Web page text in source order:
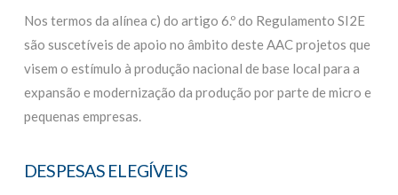
Nos termos da alínea c) do artigo 6.º do Regulamento SI2E
são suscetíveis de apoio no âmbito deste AAC projetos que
visem o estímulo à produção nacional de base local para a
expansão e modernização da produção por parte de micro e
pequenas empresas.
DESPESAS ELEGÍVEIS